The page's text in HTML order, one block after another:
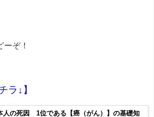
ぞ！
ラ↓】
人の死因 1位である【癌（がん）】の基礎知